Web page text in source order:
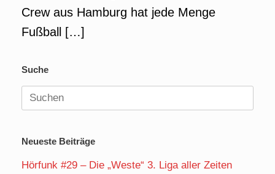
Crew aus Hamburg hat jede Menge
Fußball […]
Suche
Suchen
nach:
Neueste Beiträge
Hörfunk #29 – Die „Weste“ 3. Liga aller Zeiten